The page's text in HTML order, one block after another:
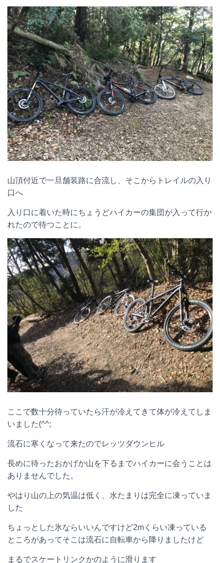
山頂付近で一旦舗装路に合流し、そこからトレイルの入り
口へ
入り口に着いた時にちょうどハイカーの集団が入って行か
れたので待つことに。
ここで数十分待っていたら汗が冷えてきて体が冷えてしま
いました(^^;
流石に寒くなって来たのでレッツダウンヒル
長めに待ったおかげか山を下るまでハイカーに会うことは
ありませんでした。
やはり山の上の気温は低く、水たまりは完全に凍っていま
した
ちょっとした氷ならいいんですけど2mくらい凍っている
ところがあってそこは流石に自転車から降りましたけど
まるでスケートリンクかのように滑ります